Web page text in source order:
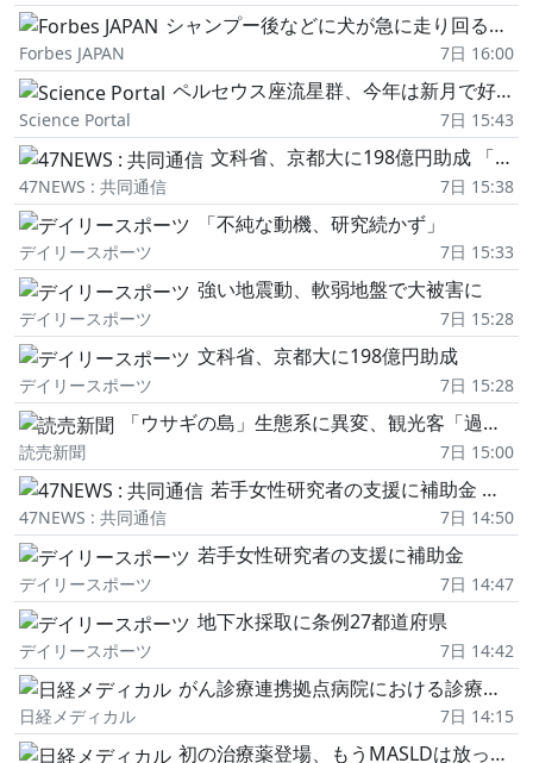
シャンプー後などに犬が急に走り回る「ズーミーズ」とは何か
Forbes JAPAN 7日 16:00
ペルセウス座流星群、今年は新月で好条件 水星も話題に
Science Portal 7日 15:43
文科省、京都大に198億円助成 「国際卓越研究大学」計画を認可
47NEWS : 共同通信 7日 15:38
「不純な動機、研究続かず」
デイリースポーツ 7日 15:33
強い地震動、軟弱地盤で大被害に
デイリースポーツ 7日 15:28
文科省、京都大に198億円助成
デイリースポーツ 7日 15:28
「ウサギの島」生態系に異変、観光客「過剰な餌やり」で増えた思わぬ「敵」…ウサギ襲い口でくわえる姿も
読売新聞 7日 15:00
若手女性研究者の支援に補助金 文科省、来年度から大学へ
47NEWS : 共同通信 7日 14:50
若手女性研究者の支援に補助金
デイリースポーツ 7日 14:47
地下水採取に条例27都道府県
デイリースポーツ 7日 14:42
がん診療連携拠点病院における診療実績の公表が2027年度からスタート
日経メディカル 7日 14:15
初の治療薬登場、もうMASLDは放っとけない